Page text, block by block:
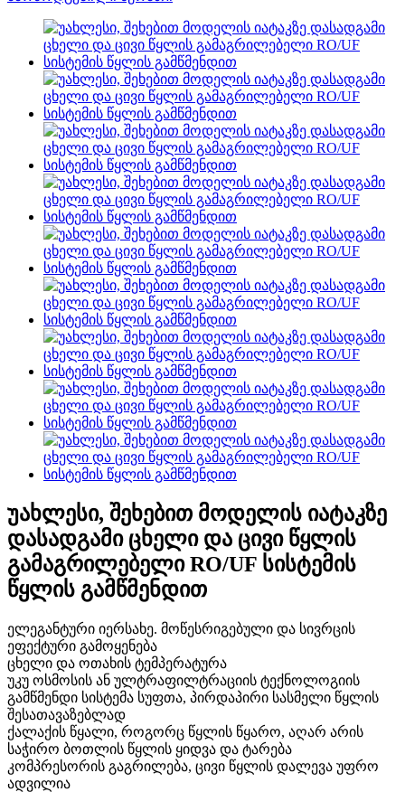
უახლესი, შეხებით მოდელის იატაკზე
დასადგამი ცხელი და ცივი წყლის
გამაგრილებელი RO/UF სისტემის
წყლის გამწმენდით
ელეგანტური იერსახე. მოწესრიგებული და სივრცის
ეფექტური გამოყენება
ცხელი და ოთახის ტემპერატურა
უკუ ოსმოსის ან ულტრაფილტრაციის ტექნოლოგიის
გამწმენდი სისტემა სუფთა, პირდაპირი სასმელი წყლის
შესათავაზებლად
ქალაქის წყალი, როგორც წყლის წყარო, აღარ არის
საჭირო ბოთლის წყლის ყიდვა და ტარება
კომპრესორის გაგრილება, ცივი წყლის დალევა უფრო
ადვილია